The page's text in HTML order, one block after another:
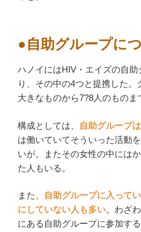
●自助グループに
ハノイにはHIV・エイズの自
り、その中の4つと提携した。
大きなものから7?8人のものま
構成としては、 自助グループ
は働いていてそういった活動
いが。またその女性の中には
た人もいる。
また、
自助グループに入って
にしていない人も多い。わざ
にある自助グループに参加す